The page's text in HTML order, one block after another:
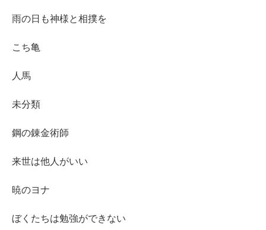
雨の日も神様と相撲を
こち亀
人馬
未分類
鋼の錬金術師
来世は他人がいい
暁のヨナ
ぼくたちは勉強ができない